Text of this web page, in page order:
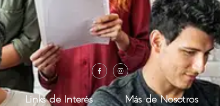
Links de Interés
Más de Nosotros